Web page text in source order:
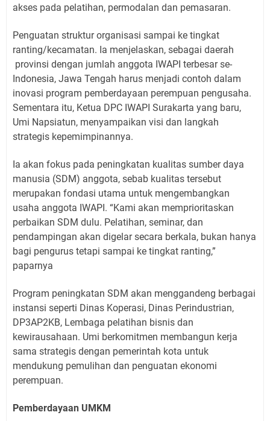
akses pada pelatihan, permodalan dan pemasaran.
Penguatan struktur organisasi sampai ke tingkat
ranting/kecamatan. Ia menjelaskan, sebagai daerah
provinsi dengan jumlah anggota IWAPI terbesar se-
Indonesia, Jawa Tengah harus menjadi contoh dalam
inovasi program pemberdayaan perempuan pengusaha.
Sementara itu, Ketua DPC IWAPI Surakarta yang baru,
Umi Napsiatun, menyampaikan visi dan langkah
strategis kepemimpinannya.
Ia akan fokus pada peningkatan kualitas sumber daya
manusia (SDM) anggota, sebab kualitas tersebut
merupakan fondasi utama untuk mengembangkan
usaha anggota IWAPI. “Kami akan memprioritaskan
perbaikan SDM dulu. Pelatihan, seminar, dan
pendampingan akan digelar secara berkala, bukan hanya
bagi pengurus tetapi sampai ke tingkat ranting,”
paparnya
Program peningkatan SDM akan menggandeng berbagai
instansi seperti Dinas Koperasi, Dinas Perindustrian,
DP3AP2KB, Lembaga pelatihan bisnis dan
kewirausahaan. Umi berkomitmen membangun kerja
sama strategis dengan pemerintah kota untuk
mendukung pemulihan dan penguatan ekonomi
perempuan.
Pemberdayaan UMKM